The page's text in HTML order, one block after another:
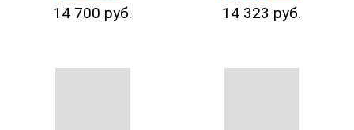
14 700 руб. 14 323 руб.